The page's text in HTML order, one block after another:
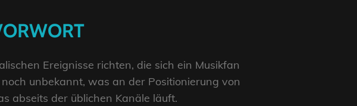
Ereignisse richten, die sich ein Musikfan
unbekannt, was an der Positionierung von
abseits der üblichen Kanäle läuft.